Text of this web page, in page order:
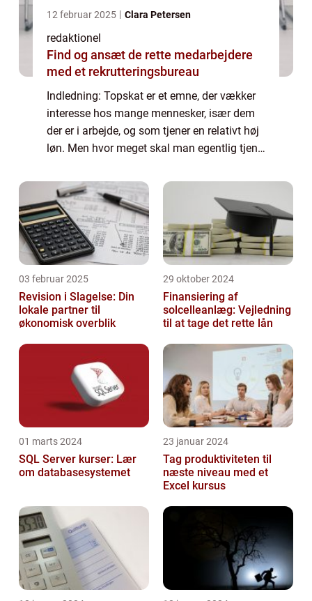
12 februar 2025 Clara Petersen
redaktionel
Find og ansæt de rette medarbejdere
med et rekrutteringsbureau
Indledning: Topskat er et emne, der vækker
interesse hos mange mennesker, især dem
der er i arbejde, og som tjener en relativt høj
løn. Men hvor meget skal man egentlig tjene
praksis, og hvad er vigtigt a...
03 februar 2025
Revision i Slagelse: Din
lokale partner til
økonomisk overblik
29 oktober 2024
Finansiering af
solcelleanlæg: Vejledning
til at tage det rette lån
01 marts 2024
SQL Server kurser: Lær
om databasesystemet
23 januar 2024
Tag produktiviteten til
næste niveau med et
Excel kursus